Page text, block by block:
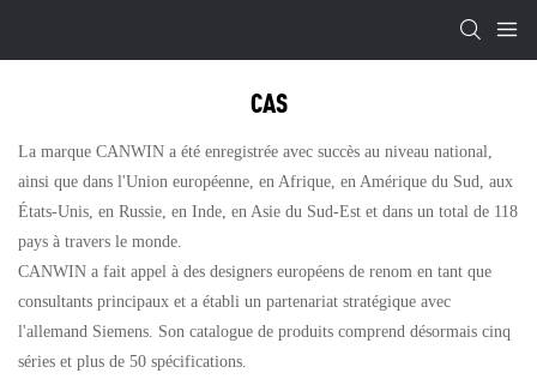
CAS
La marque CANWIN a été enregistrée avec succès au niveau national,
ainsi que dans l'Union européenne, en Afrique, en Amérique du Sud, aux
États-Unis, en Russie, en Inde, en Asie du Sud-Est et dans un total de 118
pays à travers le monde.
CANWIN a fait appel à des designers européens de renom en tant que
consultants principaux et a établi un partenariat stratégique avec
l'allemand Siemens. Son catalogue de produits comprend désormais cinq
séries et plus de 50 spécifications.